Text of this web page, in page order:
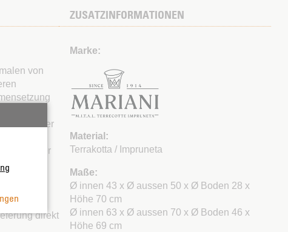
von
eine
voller
nach alter
Wir
direkt
ZUSATZINFORMATIONEN
Marke:
Material:
Terrakotta / Impruneta
Maße:
Ø innen 43 x Ø aussen 50 x Ø Boden 28 x
Höhe 70 cm
Ø innen 63 x Ø aussen 70 x Ø Boden 46 x
Höhe 69 cm